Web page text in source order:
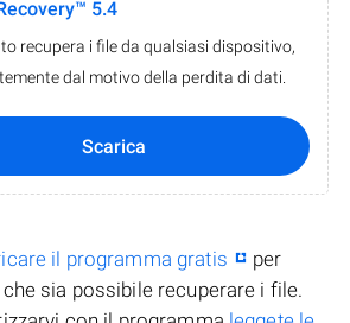
5.4
recupera i file da qualsiasi dispositivo,
dal motivo della perdita di dati.
Scarica
il programma gratis
per
sia possibile recuperare i file.